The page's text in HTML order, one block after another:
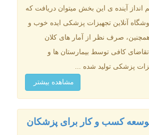
انداز آینده ی این بخش میتوان دریافت که
آنلاین تجهیزات پزشکی ایده خوب و
صرف نظر از آمار های کلان
کافی توسط بیمارستان ها و
پزشکی تولید شده ...
مشاهده بیشتر
کسب‌ و کار برای پزشکان